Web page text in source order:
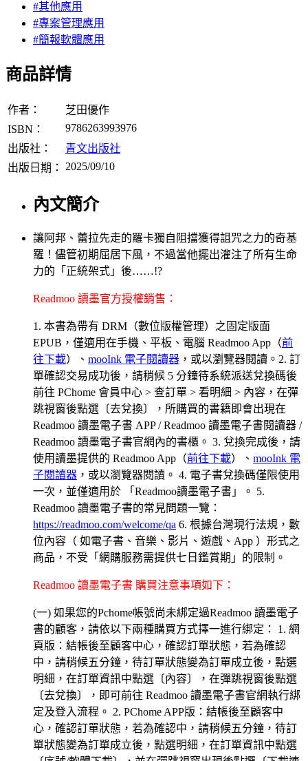
#其他應用
#專案管理應用
#簡報軟體應用
商品詳情
作者：
芝田優作
ISBN：
9786263993976
出版社：
青文出版社
出版日期：
2025/09/10
內文簡介
讓阿邦、蕾拉先走的羅卡獨自阻擋獲得詛咒之力的奇基
羅！儘管初期屈居下風，不過當他擺出灌注了所有生命
力的「正統架式」後……!?
Readmoo 讀墨官方授權銷售：
1. 本書為帶有 DRM（數位版權管理）之固定版面
EPUB，僅適用在手機、平板、電腦 Readmoo App（前
往下載）、 mooInk 電子閱讀器 ，或以瀏覽器閱讀。2. 訂
單確認交易成功後，請稍候 5 分鐘待系統派送兌換碼後
前往 PChome 會員中心 > 查訂單 > 看明細 > 內容，在彈
跳視窗後點選〔去兌換〕，所購買的書籍即會出現在
Readmoo 讀墨電子書 APP / Readmoo 讀墨電子書閱讀器 /
Readmoo 讀墨電子書官網內的書櫃。 3. 兌換完成後，請
使用讀墨提供的 Readmoo App（前往下載）、 mooInk 電
子閱讀器 ，或以瀏覽器閱讀。 4. 電子書兌換碼僅限使用
一次，並僅適用於 「Readmoo讀墨電子書」。 5.
Readmoo 讀墨電子書的常見問題一覽：
https://readmoo.com/welcome/qa 6. 根據台灣現行法規，數
位內容（ 如電子書、音樂、影片、遊戲、App ）形式之
商品，不受「網購服務需提供七日鑑賞期」的限制。
Readmoo 讀墨電子書 購買注意事項如下：
(一) 如果您的Pchome帳號尚未綁定過Readmoo 讀墨電子
書的顧客，請依以下兩種購買方式擇一進行綁定： 1. 網
頁版：結帳後至顧客中心，確認訂單狀態，若為確認
中，請稍候五分鐘，待訂單狀態變為訂單成立後，點選
明細，在訂單資訊中點選〔內容〕，在彈跳視窗後點選
〔去兌換〕，即可前往 Readmoo 讀墨電子書官網執行綁
定及登入流程。 2. PChome APP版：結帳後至顧客中
心，確認訂單狀態，若為確認中，請稍候五分鐘，待訂
單狀態變為訂單成立後，點選明細，在訂單資訊中點選